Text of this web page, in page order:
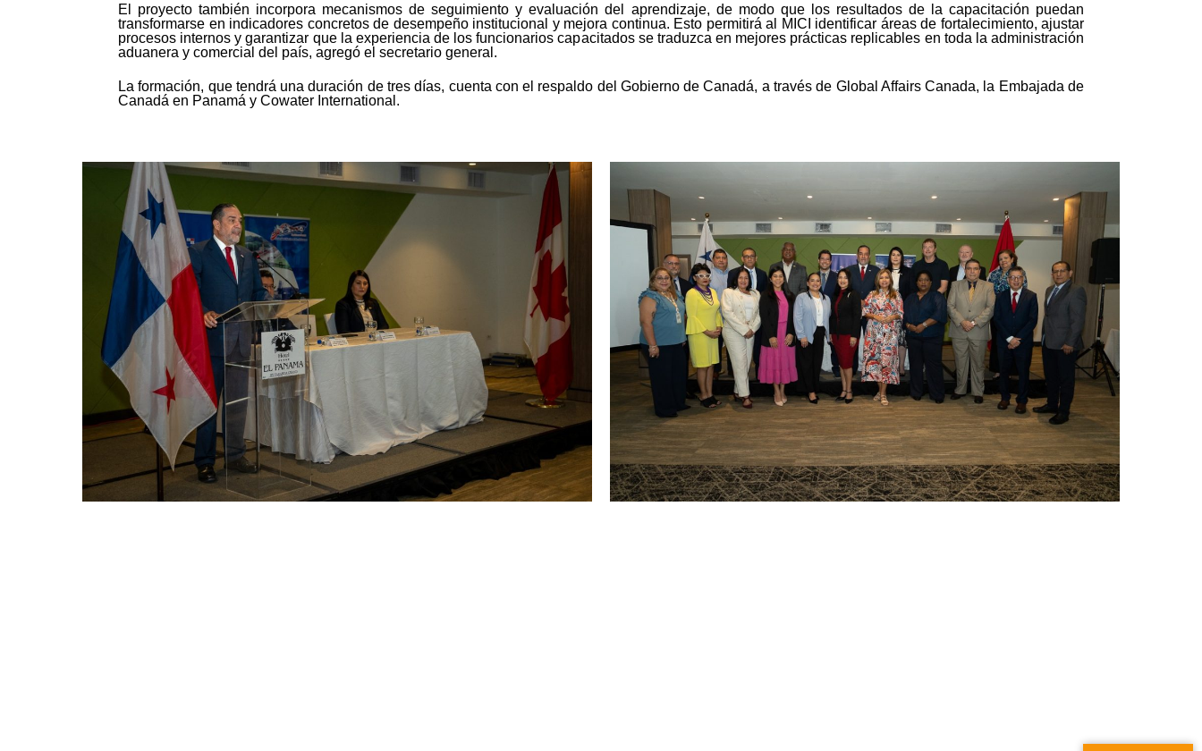
El proyecto también incorpora mecanismos de seguimiento y evaluación del aprendizaje, de modo que los resultados de la capacitación puedan
transformarse en indicadores concretos de desempeño institucional y mejora continua. Esto permitirá al MICI identificar áreas de fortalecimiento, ajustar
procesos internos y garantizar que la experiencia de los funcionarios capacitados se traduzca en mejores prácticas replicables en toda la administración
aduanera y comercial del país, agregó el secretario general.
La formación, que tendrá una duración de tres días, cuenta con el respaldo del Gobierno de Canadá, a través de Global Affairs Canada, la Embajada de
Canadá en Panamá y Cowater International.